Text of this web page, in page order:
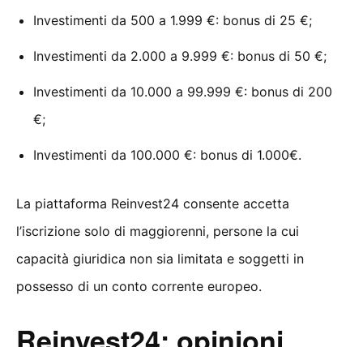
Investimenti da 500 a 1.999 €: bonus di 25 €;
Investimenti da 2.000 a 9.999 €: bonus di 50 €;
Investimenti da 10.000 a 99.999 €: bonus di 200
€;
Investimenti da 100.000 €: bonus di 1.000€.
La piattaforma Reinvest24 consente accetta
l’iscrizione solo di maggiorenni, persone la cui
capacità giuridica non sia limitata e soggetti in
possesso di un conto corrente europeo.